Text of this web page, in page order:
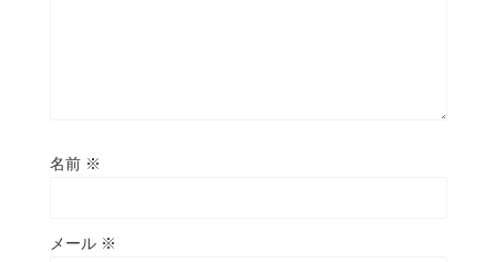
名前 ※
メール ※